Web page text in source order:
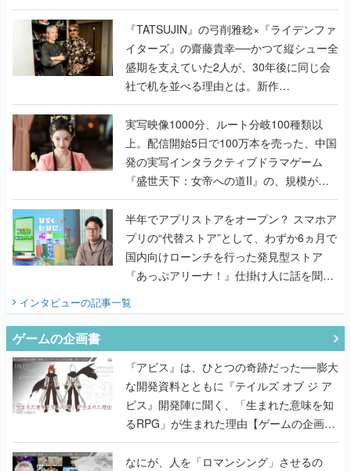
で作り込まれた理由を両ディレクターに聞
く
『TATSUJIN』の弓削雅稔×『ライデンファ
イターズ』の齋藤貴幸──かつて縦シュー全
盛期を支えていた2人が、30年後に同じ会
社で机を並べる理由とは。新作
『TATSUJIN EXTREME』で初タッグを組
んだレジェンド2人に訊く開発秘話
実写映像1000分、ルート分岐100種類以
上。配信開始5日で100万本を売った、中国
発の実写インタラクティブドラマゲーム
『盛世天下：女帝への道II』の、規模が違
うこだわりをプロデューサーに聞いた
半年でアプリストアをオープン？ スマホア
プリの“代替ストア”として、わずか6ヵ月で
国内向けローンチを行った発見型ストア
『あっぷアリーナ！』仕掛け人に話を聞い
インタビューの記事一覧
ゲームの企画書
『アビス』は、ひとつの奇跡だった──膨大
な開発資料とともに『テイルズ オブ ジ ア
ビス』開発陣に聞く、「生まれた意味を知
るRPG」が生まれた理由【ゲームの企画
書】
なにが、人を「ロマンシング」させるの